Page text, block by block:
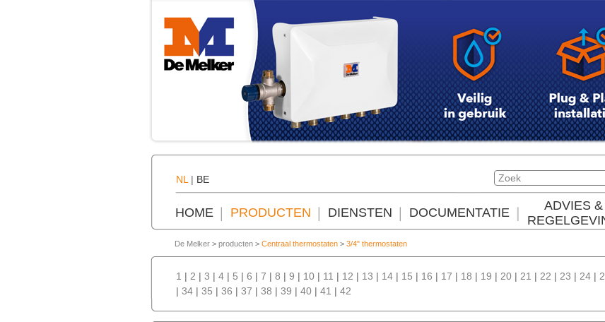
NL | BE
HOME PRODUCTEN DIENSTEN DOCUMENTATIE
ADVIES &
De Melker > producten > Centraal thermostaten > 3/4" thermostaten
1 | 2 | 3 | 4 | 5 | 6 | 7 | 8 | 9 | 10 | 11 | 12 | 13 | 14 | 15 | 16 | 17 | 18 | 19 | 20 | 21 | 22 | 23 | 24 |
| 34 | 35 | 36 | 37 | 38 | 39 | 40 | 41 | 42